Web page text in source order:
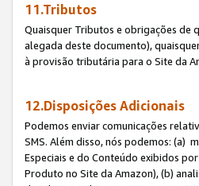
11.Tributos
Quaisquer Tributos e obrigações de
alegada deste documento),
à provisão tributária para o Site da
12.Disposições Adicionais
Podemos enviar comunicações
SMS. Além disso, nós podemos: (a)
Especiais e do Conteúdo exibidos
Produto no Site da Amazon), (b)